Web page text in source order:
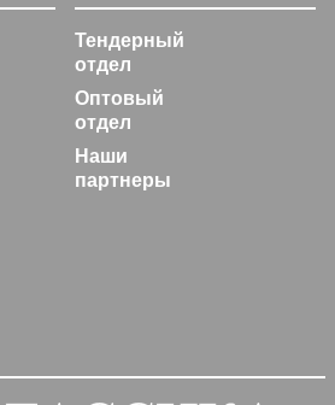
Тендерный
отдел
Оптовый
отдел
Наши
партнеры